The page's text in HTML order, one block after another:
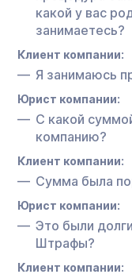
какой у вас
занимаетесь?
Клиент компании:
Я занимаюсь
Юрист компании:
С какой
компанию?
Клиент компании:
Сумма была
Юрист компании:
Это были
Штрафы?
Клиент компании: